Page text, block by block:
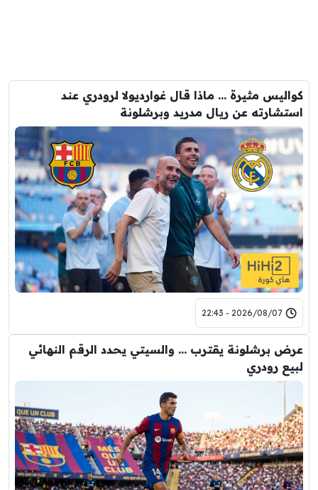
كواليس مثيرة … ماذا قال غوارديولا لرودري عند
استشارته عن ريال مدريد وبرشلونة
2026/08/07 - 22:43
عرض برشلونة يقترب … والسيتي يحدد الرقم النهائي
لبيع رودري